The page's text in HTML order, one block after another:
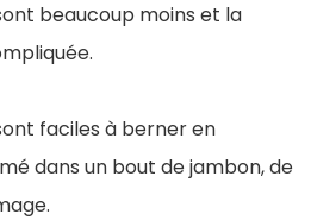
beaucoup moins et la
faciles à berner en
dans un bout de jambon, de